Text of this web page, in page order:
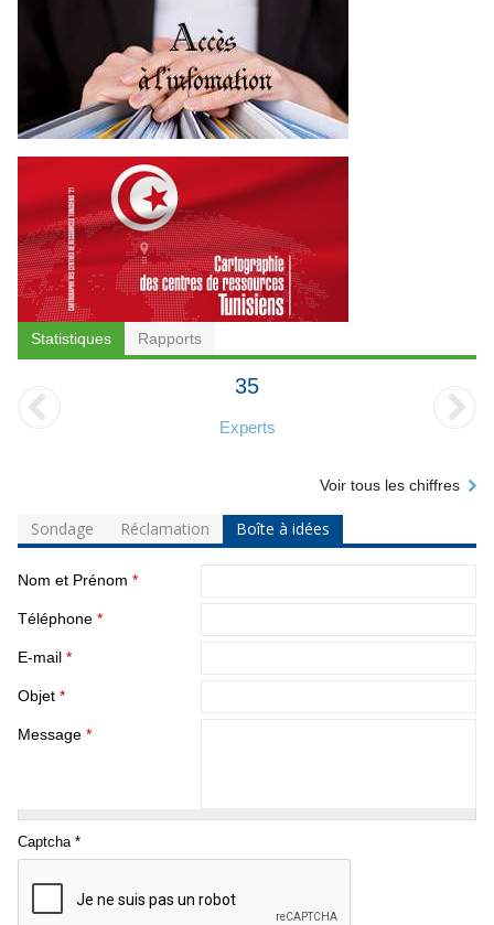
Statistiques Rapports
35
Experts
Voir tous les chiffres
Sondage Réclamation Boîte à idées
Nom et Prénom *
Téléphone *
E-mail *
Objet *
Message *